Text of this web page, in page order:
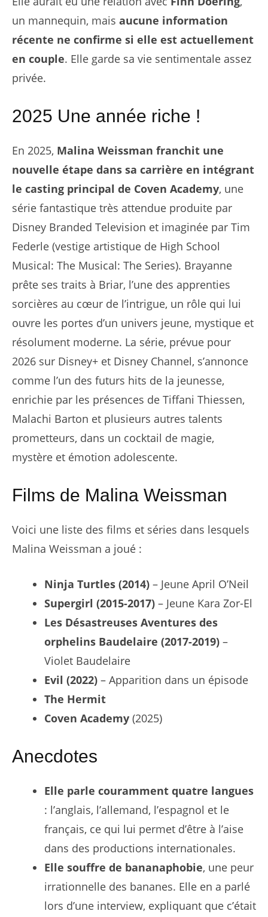
un mannequin, mais aucune information
récente ne confirme si elle est actuellement
en couple. Elle garde sa vie sentimentale assez
privée.
2025 Une année riche !
En 2025, Malina Weissman franchit une
nouvelle étape dans sa carrière en intégrant
le casting principal de Coven Academy, une
série fantastique très attendue produite par
Disney Branded Television et imaginée par Tim
Federle (vestige artistique de High School
Musical: The Musical: The Series). Brayanne
prête ses traits à Briar, l’une des apprenties
sorcières au cœur de l’intrigue, un rôle qui lui
ouvre les portes d’un univers jeune, mystique et
résolument moderne. La série, prévue pour
2026 sur Disney+ et Disney Channel, s’annonce
comme l’un des futurs hits de la jeunesse,
enrichie par les présences de Tiffani Thiessen,
Malachi Barton et plusieurs autres talents
prometteurs, dans un cocktail de magie,
mystère et émotion adolescente.
Films de Malina Weissman
Voici une liste des films et séries dans lesquels
Malina Weissman a joué :
Ninja Turtles (2014) – Jeune April O’Neil
Supergirl (2015-2017) – Jeune Kara Zor-El
Les Désastreuses Aventures des
orphelins Baudelaire (2017-2019) –
Violet Baudelaire
Evil (2022) – Apparition dans un épisode
The Hermit
Coven Academy (2025)
Anecdotes
Elle parle couramment quatre langues
: l’anglais, l’allemand, l’espagnol et le
français, ce qui lui permet d’être à l’aise
dans des productions internationales.
Elle souffre de bananaphobie, une peur
irrationnelle des bananes. Elle en a parlé
lors d’une interview, expliquant que c’était